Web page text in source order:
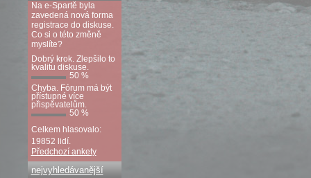
Na e-Spartě byla
zavedená nová forma
registrace do diskuse.
Co si o této změně
myslíte?
Dobrý krok. Zlepšilo to
kvalitu diskuse.
50 %
Chyba. Fórum má být
přístupné více
přispěvatelům.
50 %
Celkem hlasovalo:
19852 lidí.
Předchozí ankety
nejvyhledávanější